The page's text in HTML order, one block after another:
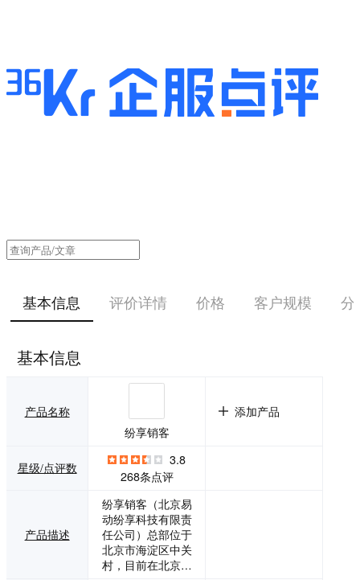
基本信息 评价详情 价格 客户规模 分
基本信息
产品名称
纷享销客
添加产品
星级/点评数
3.8
268条点评
产品描述
纷享销客（北京易
动纷享科技有限责
任公司）总部位于
北京市海淀区中关
村，目前在北京、